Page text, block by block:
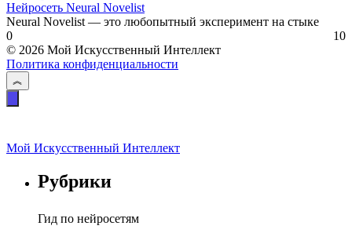
Нейросеть Neural Novelist
Neural Novelist — это любопытный эксперимент на стыке
0
10
© 2026 Мой Искусственный Интеллект
Политика конфиденциальности
Мой Искусственный Интеллект
Рубрики
Гид по нейросетям